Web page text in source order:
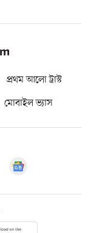
প্রথম আলো ট্রাস্ট
মোবাইল ভ্যাস